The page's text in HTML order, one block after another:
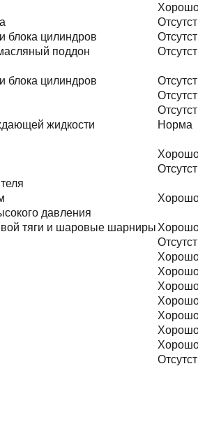
блока цилиндров
поддон
блока цилиндров
жидкости
Норма
давления
тяги и шаровые шарниры